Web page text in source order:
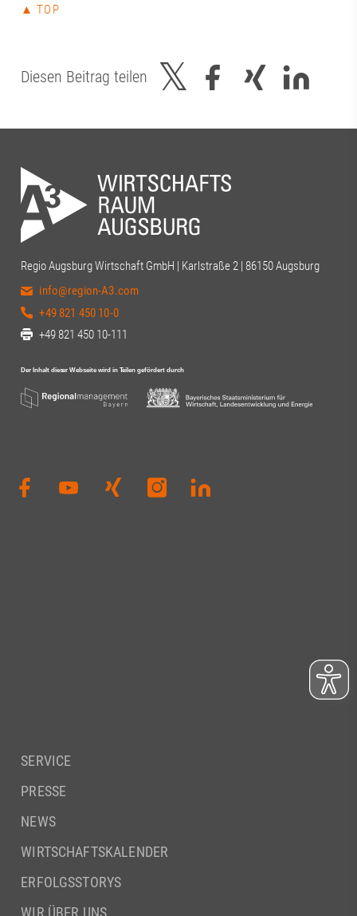
▲ TOP
Diesen Beitrag teilen
Regio Augsburg Wirtschaft GmbH | Karlstraße 2 | 86150 Augsburg
info@region-A3.com
+49 821 450 10-0
+49 821 450 10-111
SERVICE
PRESSE
NEWS
WIRTSCHAFTSKALENDER
ERFOLGSSTORYS
WIR ÜBER UNS